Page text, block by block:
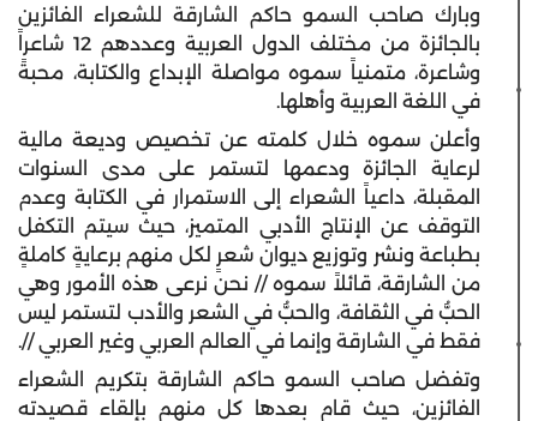
وبارك صاحب السمو حاكم الشارقة للشعراء الفائزين
بالجائزة من مختلف الدول العربية وعددهم 12 شاعراً
وشاعرة، متمنياً سموه مواصلة الإبداع والكتابة، محبةً
في اللغة العربية وأهلها.
وأعلن سموه خلال كلمته عن تخصيص وديعة مالية
لرعاية الجائزة ودعمها لتستمر على مدى السنوات
المقبلة، داعياً الشعراء إلى الاستمرار في الكتابة وعدم
التوقف عن الإنتاج الأدبي المتميز، حيث سيتم التكفل
بطباعة ونشر وتوزيع ديوان شعرٍ لكل منهم برعايةٍ كاملةٍ
من الشارقة، قائلاً سموه // نحن نرعى هذه الأمور وهي
الحبُّ في الثقافة، والحبُّ في الشعر والأدب لتستمر ليس
فقط في الشارقة وإنما في العالم العربي وغير العربي //.
وتفضل صاحب السمو حاكم الشارقة بتكريم الشعراء
الفائزين، حيث قام بعدها كل منهم بإلقاء قصيدته